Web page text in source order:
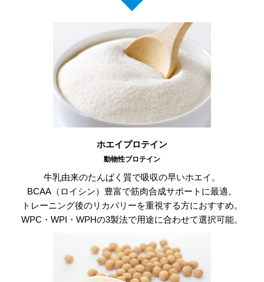
ホエイプロテイン
動物性プロテイン
牛乳由来のたんぱく質で吸収の早いホエイ。
BCAA（ロイシン）豊富で筋肉合成サポートに最適。
トレーニング後のリカバリーを重視する方におすすめ。
WPC・WPI・WPHの3製法で用途に合わせて選択可能。